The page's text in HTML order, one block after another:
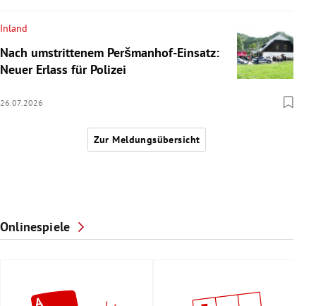
Inland
Nach umstrittenem Peršmanhof-Einsatz:
Neuer Erlass für Polizei
26.07.2026
Zur Meldungsübersicht
Onlinespiele